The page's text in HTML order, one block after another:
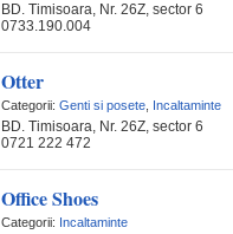
BD. Timisoara, Nr. 26Z, sector 6
0733.190.004
Otter
Categorii: Genti si posete Incaltaminte
BD. Timisoara, Nr. 26Z, sector 6
0721 222 472
Office Shoes
Categorii: Incaltaminte